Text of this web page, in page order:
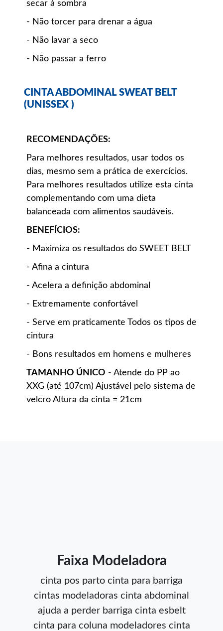
secar à sombra
- Não torcer para drenar a água
- Não lavar a seco
- Não passar a ferro
CINTA ABDOMINAL SWEAT BELT
(UNISSEX )
RECOMENDAÇÕES:
Para melhores resultados, usar todos os
dias, mesmo sem a prática de exercícios.
Para melhores resultados utilize esta cinta
complementando com uma dieta
balanceada com alimentos saudáveis.
BENEFÍCIOS:
- Maximiza os resultados do SWEET BELT
- Afina a cintura
- Acelera a definição abdominal
- Extremamente confortável
- Serve em praticamente Todos os tipos de
cintura
- Bons resultados em homens e mulheres
TAMANHO ÚNICO - Atende do PP ao
XXG (até 107cm) Ajustável pelo sistema de
velcro Altura da cinta = 21cm
Faixa Modeladora
cinta pos parto cinta para barriga
cintas modeladoras cinta abdominal
ajuda a perder barriga cinta esbelt
cinta para coluna modeladores cinta